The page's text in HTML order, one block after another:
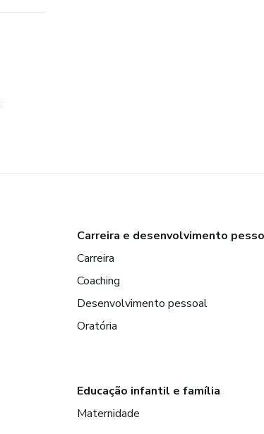
Carreira e desenvolvimento
Carreira
Coaching
Desenvolvimento pessoal
Oratória
Educação infantil e família
Maternidade